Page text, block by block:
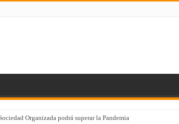
Organizada podrá superar la Pandemia